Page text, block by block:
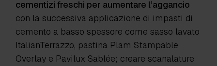
cementizi freschi per aumentare l’aggancio
con la successiva applicazione di impasti di
cemento a basso spessore come sasso lavato
ItalianTerrazzo, pastina Plam Stampable
Overlay e Pavilux Sablée; creare scanalature